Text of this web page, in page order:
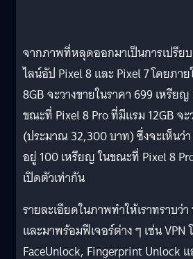
จากภาพที่หลุดออกมาเป็นการเปรีย
ไลน์อัป Pixel 8 และ Pixel 7 โดยภา
8GB จะวางขายในราคา 699 เหรี
ขณะที่ Pixel 8 Pro ที่มีแรม 12GB จ
(ประมาณ 32,300 บาท) ซึ่งจะเห็นว่
อยู่ 100 เหรียญ ในขณะที่ Pixel 8
เปิดตัวเท่ากัน
รายละเอียดในภาพทำให้เราทราบว่
และมาพร้อมฟีเจอร์ต่าง ๆ เช่น VPN
FaceUnlock, Fingerprint Unlock